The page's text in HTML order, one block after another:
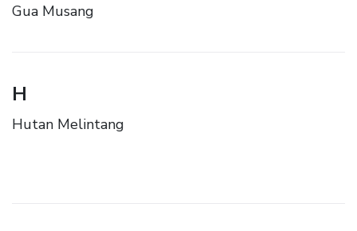
Gua Musang
H
Hutan Melintang